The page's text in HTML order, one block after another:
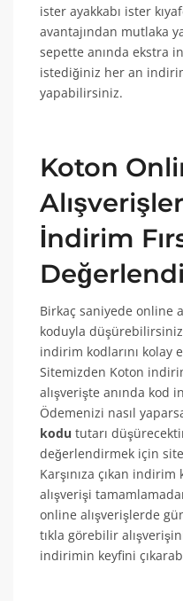
ister ayakkabı ister
avantajından mutlaka
sepette anında ekstra
istediğiniz her an
yapabilirsiniz.
Koton
İndirim
Birkaç saniyede online
koduyla
indirim kodlarını
Sitemizden Koton
alışverişte anında
Ödemenizi nasıl
kodu tutarı
değerlendirmek için
Karşınıza çıkan
alışverişi
online alışverişlerde
tıkla görebilir
indirimin keyfini